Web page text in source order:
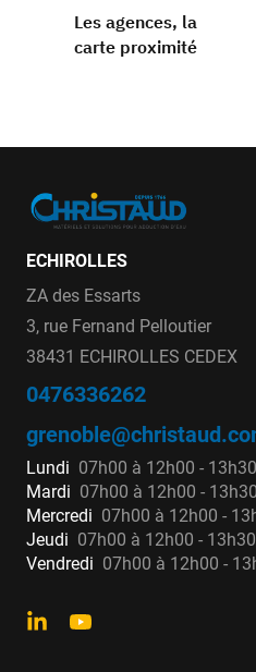
Les agences, la
carte proximité
ECHIROLLES
ZA des Essarts
3, rue Fernand Pelloutier
38431 ECHIROLLES CEDEX
0476336262
Lundi 07h00 à 12h00 -
Mardi 07h00 à 12h00 -
Mercredi 07h00 à 12h00 -
Jeudi 07h00 à 12h00 -
Vendredi 07h00 à 12h00 -